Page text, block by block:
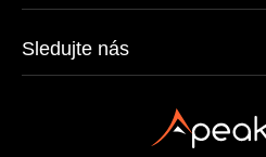
Sledujte nás